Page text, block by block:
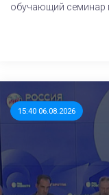
обучающий семинар
15:40 06.08.2026